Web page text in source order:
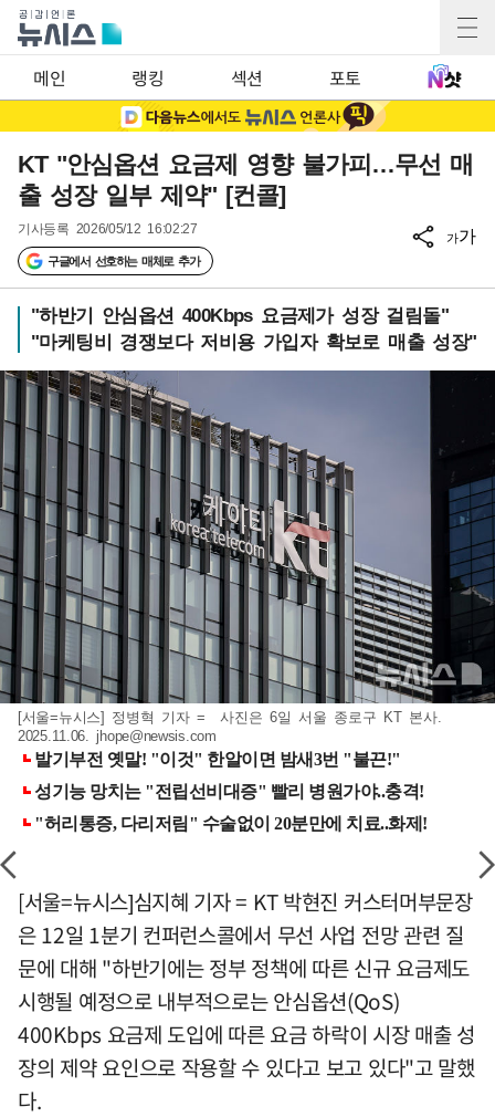
메인 랭킹 섹션 포토
KT "안심옵션 요금제 영향 불가피…무선 매
출 성장 일부 제약" [컨콜]
기사등록 2026/05/12 16:02:27
구글에서 선호하는 매체로 추가
가가
"하반기 안심옵션 400Kbps 요금제가 성장 걸림돌"
"마케팅비 경쟁보다 저비용 가입자 확보로 매출 성장"
[서울=뉴시스] 정병혁 기자 = 사진은 6일 서울 종로구 KT 본사.
2025.11.06. jhope@newsis.com
[서울=뉴시스]심지혜 기자 = KT 박현진 커스터머부문장
은 12일 1분기 컨퍼런스콜에서 무선 사업 전망 관련 질
문에 대해 "하반기에는 정부 정책에 따른 신규 요금제도
시행될 예정으로 내부적으로는 안심옵션(QoS)
400Kbps 요금제 도입에 따른 요금 하락이 시장 매출 성
장의 제약 요인으로 작용할 수 있다고 보고 있다"고 말했
다.